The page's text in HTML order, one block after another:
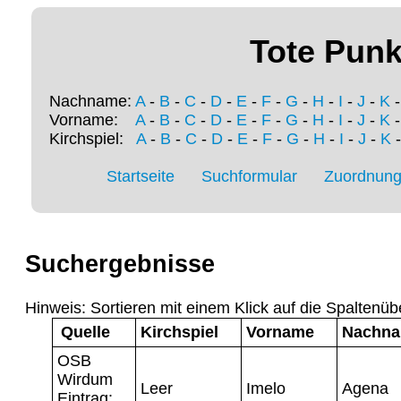
Tote
Nachname: A- B - C - D - E - F - G - H - I - J - K
Vorname: A- B - C - D - E - F - G - H - I - J - K
Kirchspiel: A- B - C - D- E- F- G - H - I - J - K
Startseite Suchformular
Suchergebnisse
Hinweis: Sortieren mit einem Klick auf die
Quelle
Kirchspiel Vorname
OSB
Wirdum
Leer Imelo Agena